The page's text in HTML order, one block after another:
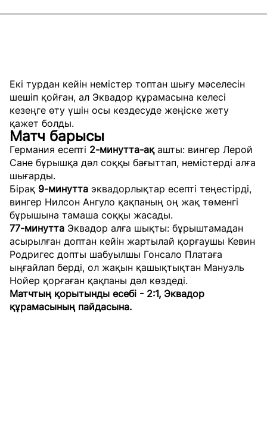
Екі турдан кейін немістер топтан шығу мәселесін
шешіп қойған, ал Эквадор құрамасына келесі
кезеңге өту үшін осы кездесуде жеңіске жету
қажет болды.
Матч барысы
Германия есепті 2-минутта-ақашты: вингер Лерой
Сане бұрышқа дәл соққы бағыттап, немістерді алға
шығарды.
Бірақ 9-минутта эквадорлықтар есепті теңестірді,
вингер Нилсон Ангуло қақпаның оң жақ төменгі
бұрышына тамаша соққы жасады.
77-минутта Эквадор алға шықты: бұрыштамадан
асырылған доптан кейін жартылай қорғаушы Кевин
Родригес допты шабуылшы Гонсало Платаға
ыңғайлап берді, ол жақын қашықтықтан Мануэль
Нойер қорғаған қақпаны дәл көздеді.
Матчтың қорытынды есебі - 2:1, Эквадор
құрамасының пайдасына.